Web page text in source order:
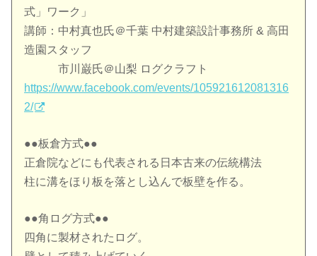
式」ワーク」
講師：中村真也氏＠千葉 中村建築設計事務所 & 高田
造園スタッフ
市川巌氏＠山梨 ログクラフト
https://www.facebook.com/events/105921612081316
2/
●●板倉方式●●
正倉院などにも代表される日本古来の伝統構法
柱に溝をほり板を落とし込んで板壁を作る。
●●角ログ方式●●
四角に製材されたログ。